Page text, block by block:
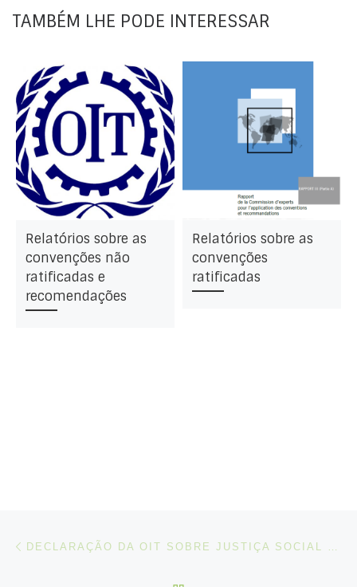
TAMBÉM LHE PODE INTERESSAR
Relatórios sobre as
convenções não
ratificadas e
recomendações
Relatórios sobre as
convenções
ratificadas
Post navigation